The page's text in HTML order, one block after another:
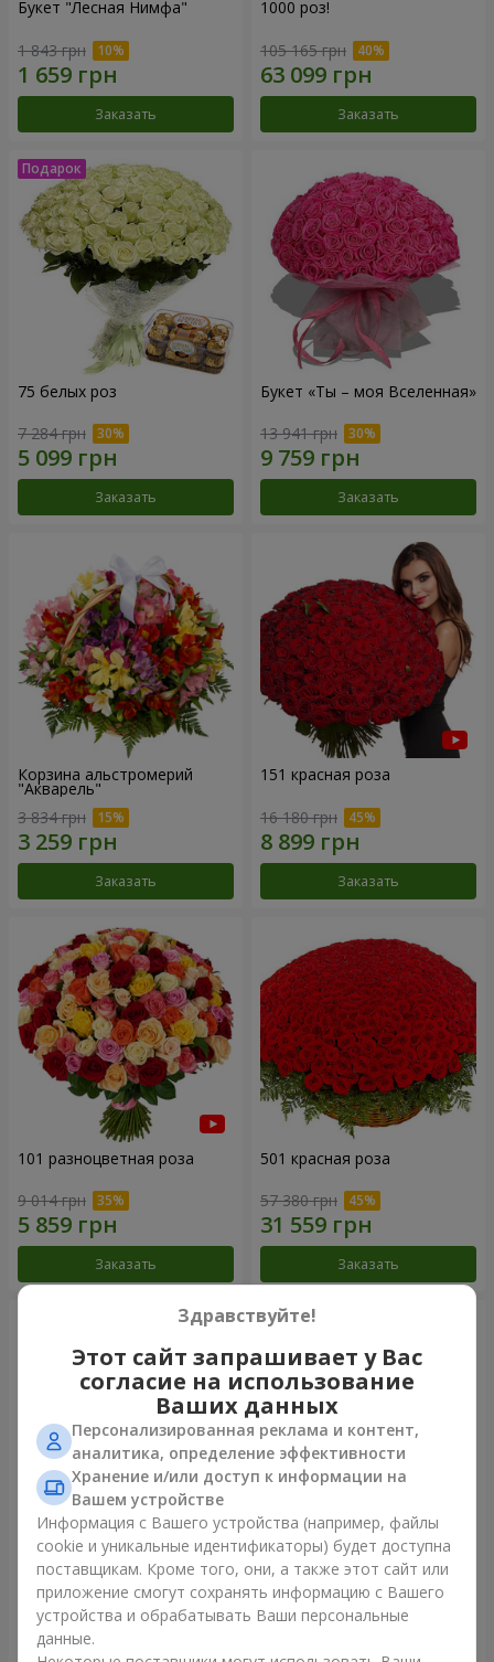
Букет "Лесная Нимфа"
1 843 грн
Заказать
1000 роз!
105 165 грн
Заказать
75 белых роз
7 284 грн
Заказать
Букет «Ты – моя Вселенная»
13 941 грн
Заказать
Корзина альстромерий
"Акварель"
3 834 грн
Заказать
151 красная роза
16 180 грн
Заказать
101 разноцветная роза
9 014 грн
Заказать
501 красная роза
57 380 грн
Заказать
Композиция "Ты + Я"
53 198 грн
101 белая роза
7 374 грн
Здравствуйте!
Этот сайт запрашивает у Вас
согласие на использование
Ваших данных
Персонализированная реклама и контент,
аналитика, определение эффективности
Хранение и/или доступ к информации на
Вашем устройстве
Информация с Вашего устройства (например, файлы
cookie и уникальные идентификаторы) будет доступна
поставщикам. Кроме того, они, а также этот сайт или
приложение смогут сохранять информацию с Вашего
устройства и обрабатывать Ваши персональные
данные.